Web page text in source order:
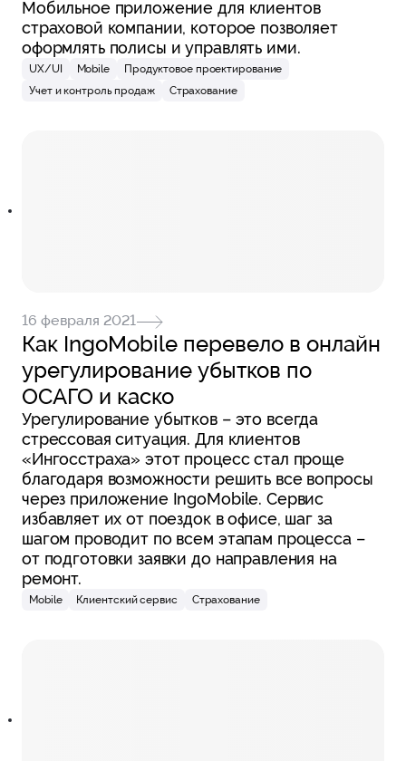
Мобильное приложение для клиентов
страховой компании, которое позволяет
оформлять полисы и управлять ими.
UX/UI Mobile
Продуктовое проектирование
Учет и контроль продаж
Страхование
16 февраля 2021
Как IngoMobile перевело в онлайн
урегулирование убытков по
ОСАГО и каско
Урегулирование убытков – это всегда
стрессовая ситуация. Для клиентов
«Ингосстраха» этот процесс стал проще
благодаря возможности решить все вопросы
через приложение IngoMobile. Сервис
избавляет их от поездок в офисе, шаг за
шагом проводит по всем этапам процесса –
от подготовки заявки до направления на
ремонт.
Mobile Клиентский сервис Страхование